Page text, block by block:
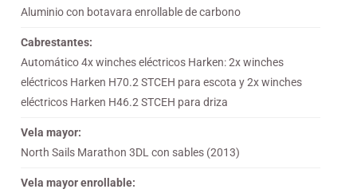
Aluminio con botavara enrollable de carbono
Cabrestantes:
Automático 4x winches eléctricos Harken: 2x winches
eléctricos Harken H70.2 STCEH para escota y 2x winches
eléctricos Harken H46.2 STCEH para driza
Vela mayor:
North Sails Marathon 3DL con sables (2013)
Vela mayor enrollable: